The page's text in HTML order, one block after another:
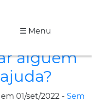
☰ Menu
alguém
01/set/2022 - Sem